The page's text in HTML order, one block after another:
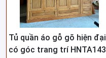
Tủ quần áo gỗ gõ hiện đại
có góc trang trí HNTA143